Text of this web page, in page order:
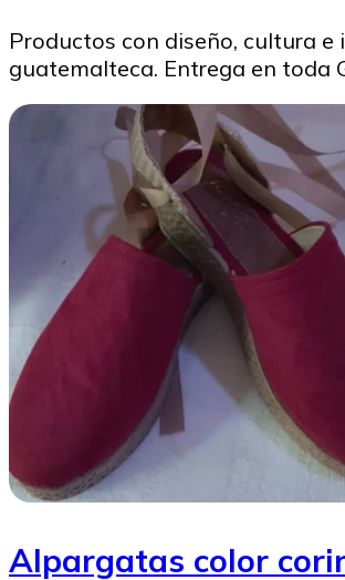
Productos con diseño, cultura e
guatemalteca. Entrega en toda
Alpargatas color